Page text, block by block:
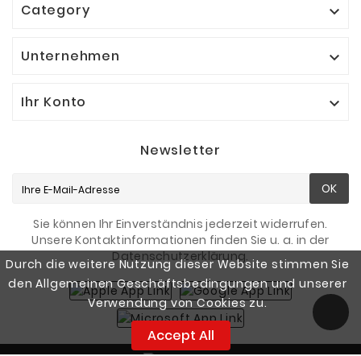
Durch die weitere Nutzung dieser Website stimmen Sie
den Allgemeinen Geschäftsbedingungen und unserer
Verwendung von Cookies zu.
Accept All
Category 
Unternehmen 
Ihr Konto 
Newsletter
OK
Sie können Ihr Einverständnis jederzeit widerrufen.
Unsere Kontaktinformationen finden Sie u. a. in der
Datenschutzerklärung.